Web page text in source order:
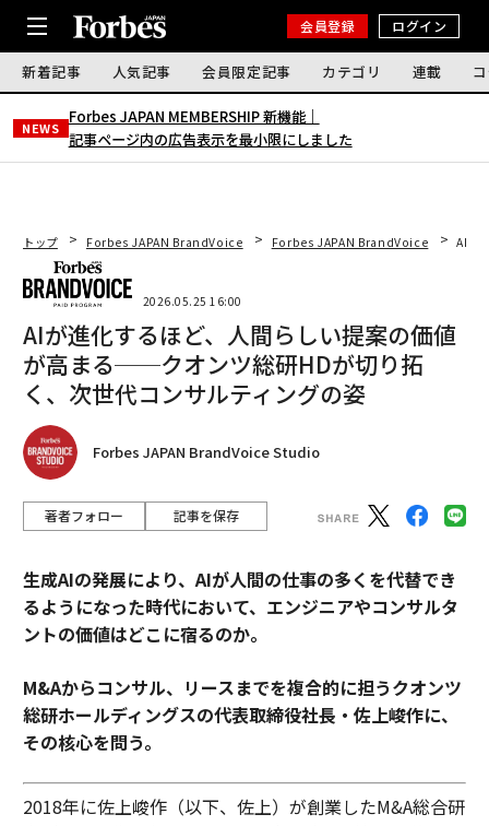
会員登録 ログイン
新着記事 人気記事 会員限定記事 カテゴリ 連載
NEWS
Forbes JAPAN MEMBERSHIP 新機能｜
記事ページ内の広告表示を最小限にしました
トップ Forbes JAPAN BrandVoice Forbes JAPAN BrandVoice AIが
2026.05.25 16:00
AIが進化するほど、人間らしい提案の価値
が高まる──クオンツ総研HDが切り拓
く、次世代コンサルティングの姿
Forbes JAPAN BrandVoice Studio
著者フォロー 記事を保存
生成AIの発展により、AIが人間の仕事の多くを代替でき
るようになった時代において、エンジニアやコンサルタ
ントの価値はどこに宿るのか。
M&Aからコンサル、リースまでを複合的に担うクオンツ
総研ホールディングスの代表取締役社長・佐上峻作に、
その核心を問う。
2018年に佐上峻作（以下、佐上）が創業したM&A総合研